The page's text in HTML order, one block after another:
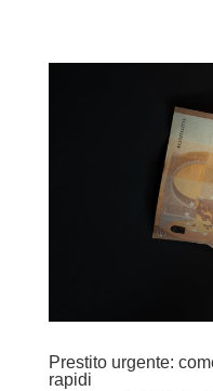
Prestito urgente:
rapidi